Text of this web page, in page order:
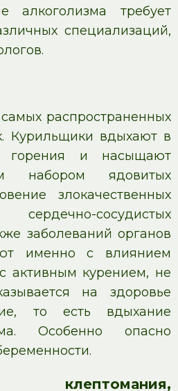
алкоголизма требует
специализаций,
распространенных
Курильщики вдыхают в
горения и насыщают
набором ядовитых
злокачественных
сосудистых
заболеваний органов
именно с влиянием
активным курением, не
на здоровье
то есть вдыхание
Особенно опасно
клептомания,